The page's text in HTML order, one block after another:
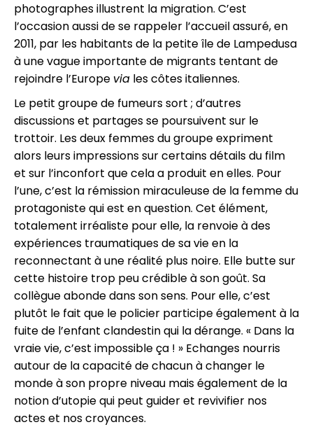
photographes illustrent la migration. C’est
l’occasion aussi de se rappeler l’accueil assuré, en
2011, par les habitants de la petite île de Lampedusa
à une vague importante de migrants tentant de
rejoindre l’Europe via les côtes italiennes.
Le petit groupe de fumeurs sort ; d’autres
discussions et partages se poursuivent sur le
trottoir. Les deux femmes du groupe expriment
alors leurs impressions sur certains détails du film
et sur l’inconfort que cela a produit en elles. Pour
l’une, c’est la rémission miraculeuse de la femme du
protagoniste qui est en question. Cet élément,
totalement irréaliste pour elle, la renvoie à des
expériences traumatiques de sa vie en la
reconnectant à une réalité plus noire. Elle butte sur
cette histoire trop peu crédible à son goût. Sa
collègue abonde dans son sens. Pour elle, c’est
plutôt le fait que le policier participe également à la
fuite de l’enfant clandestin qui la dérange. « Dans la
vraie vie, c’est impossible ça ! » Echanges nourris
autour de la capacité de chacun à changer le
monde à son propre niveau mais également de la
notion d’utopie qui peut guider et revivifier nos
actes et nos croyances.